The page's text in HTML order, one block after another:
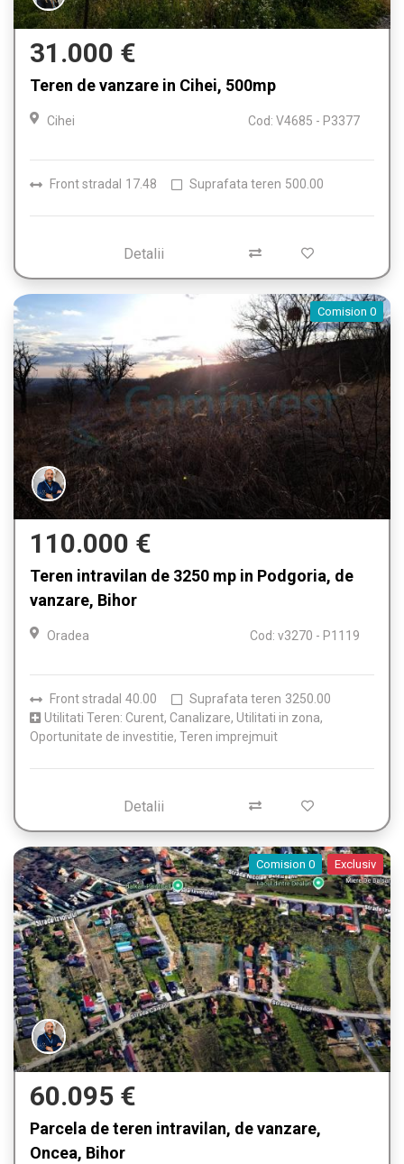
31.000 €
Teren de vanzare in Cihei, 500mp
Cihei Cod: V4685 - P3377
Front stradal 17.48 Suprafata teren 500.00
Detalii
Comision 0
110.000 €
Teren intravilan de 3250 mp in Podgoria, de
vanzare, Bihor
Oradea Cod: v3270 - P1119
Front stradal 40.00 Suprafata teren 3250.00
Utilitati Teren: Curent, Canalizare, Utilitati in zona,
Oportunitate de investitie, Teren imprejmuit
Detalii
Comision 0 Exclusiv
60.095 €
Parcela de teren intravilan, de vanzare,
Oncea, Bihor